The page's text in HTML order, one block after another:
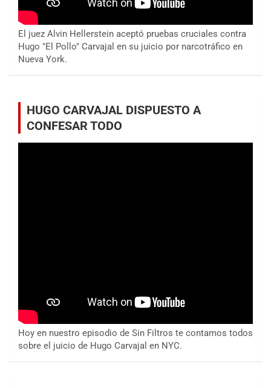
El juez Alvin Hellerstein aceptó pruebas cruciales contra
Hugo "El Pollo" Carvajal en su juicio por narcotráfico en
Nueva York.
HUGO CARVAJAL DISPUESTO A
CONFESAR TODO
Hoy en nuestro episodio de Sin Filtros te contamos todos
sobre el juicio de Hugo Carvajal en NYC.